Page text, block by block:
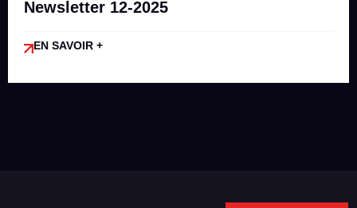
Newsletter 12-2025
EN SAVOIR +